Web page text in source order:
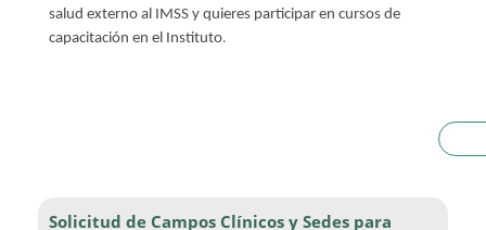
salud externo al IMSS y quieres participar en cursos de
capacitación en el Instituto.
Solicitud de Campos Clínicos y Sedes para